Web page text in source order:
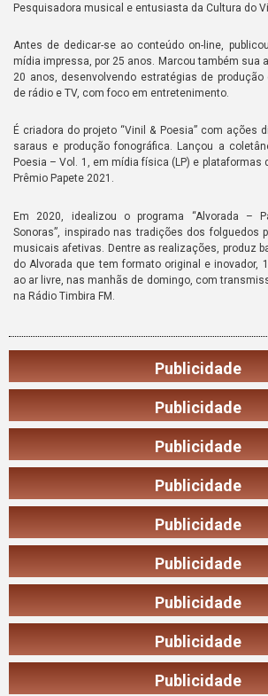
Pesquisadora musical e entusiasta da Cultura do
Antes de dedicar-se ao conteúdo on-line,
mídia impressa, por 25 anos. Marcou também sua
20 anos, desenvolvendo estratégias de
de rádio e TV, com foco em entretenimento.
É criadora do projeto “Vinil & Poesia” com ações
saraus e produção fonográfica. Lançou a
Poesia – Vol. 1, em mídia física (LP) e plataformas
Prêmio Papete 2021.
Em 2020, idealizou o programa “Alvorada –
Sonoras”, inspirado nas tradições dos folguedos
musicais afetivas. Dentre as realizações, produz
do Alvorada que tem formato original e inovador,
ao ar livre, nas manhãs de domingo, com
na Rádio Timbira FM.
Publicidade
Publicidade
Publicidade
Publicidade
Publicidade
Publicidade
Publicidade
Publicidade
Publicidade